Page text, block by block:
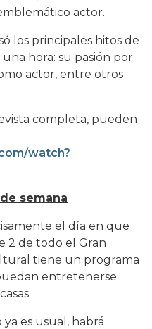
actor.
los principales hitos de
hora: su pasión por
actor, entre otros
completa, pueden
watch?
semana
el día en que
2 de todo el Gran
tiene un programa
entretenerse
es usual, habrá